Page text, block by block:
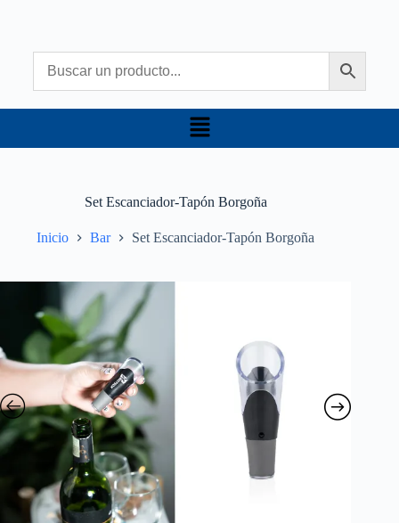
Set Escanciador-Tapón Borgoña
Inicio Bar Set Escanciador-Tapón Borgoña